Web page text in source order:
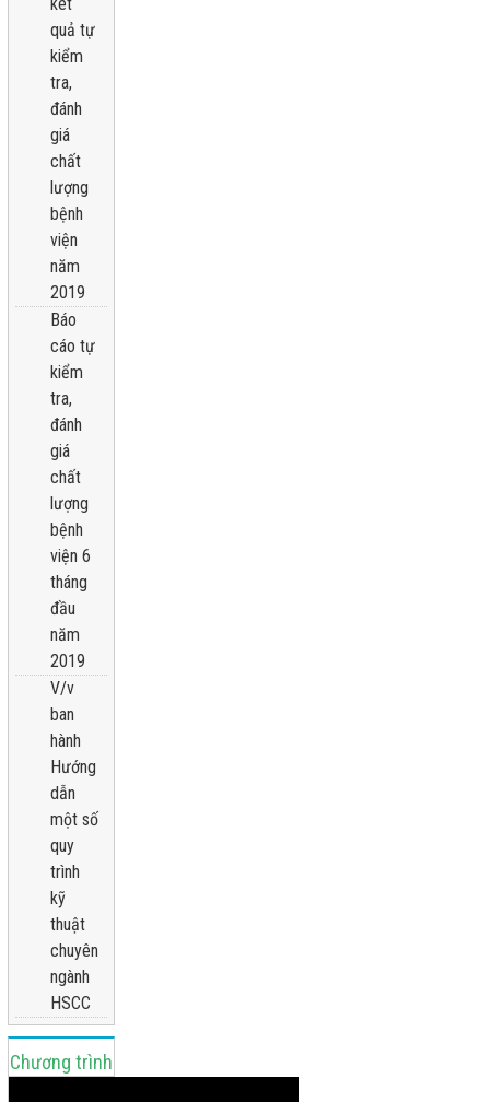
quả tự
kiểm
tra,
đánh
giá
chất
lượng
bệnh
viện
năm
2019
Báo
cáo tự
kiểm
tra,
đánh
giá
chất
lượng
bệnh
viện 6
tháng
đầu
năm
2019
V/v
ban
hành
Hướng
dẫn
một số
quy
trình
kỹ
thuật
chuyên
ngành
HSCC
Chương trình